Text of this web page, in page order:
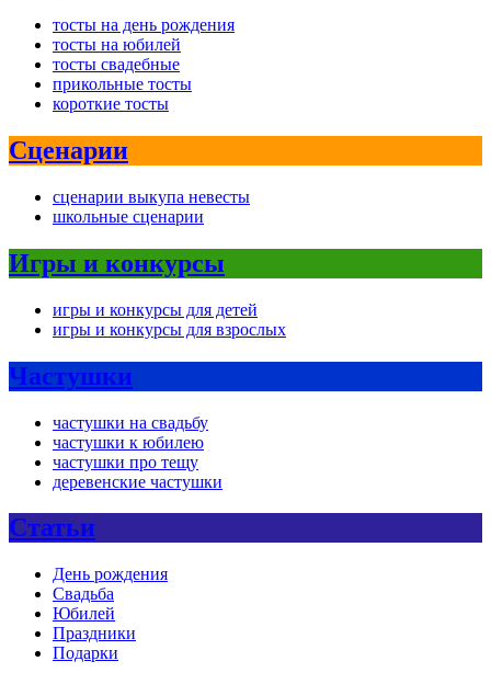
тосты на день рождения
тосты на юбилей
тосты свадебные
прикольные тосты
короткие тосты
Сценарии
сценарии выкупа невесты
школьные сценарии
Игры и конкурсы
игры и конкурсы для детей
игры и конкурсы для взрослых
Частушки
частушки на свадьбу
частушки к юбилею
частушки про тещу
деревенские частушки
Статьи
День рождения
Свадьба
Юбилей
Праздники
Подарки